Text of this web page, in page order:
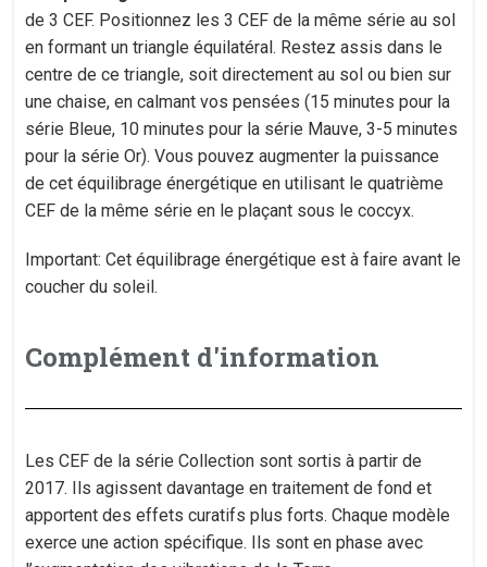
de 3 CEF. Positionnez les 3 CEF de la même série au sol
en formant un triangle équilatéral. Restez assis dans le
centre de ce triangle, soit directement au sol ou bien sur
une chaise, en calmant vos pensées (15 minutes pour la
série Bleue, 10 minutes pour la série Mauve, 3-5 minutes
pour la série Or). Vous pouvez augmenter la puissance
de cet équilibrage énergétique en utilisant le quatrième
CEF de la même série en le plaçant sous le coccyx.
Important: Cet équilibrage énergétique est à faire avant le
coucher du soleil.
Complément d'information
Les CEF de la série Collection sont sortis à partir de
2017. Ils agissent davantage en traitement de fond et
apportent des effets curatifs plus forts. Chaque modèle
exerce une action spécifique. Ils sont en phase avec